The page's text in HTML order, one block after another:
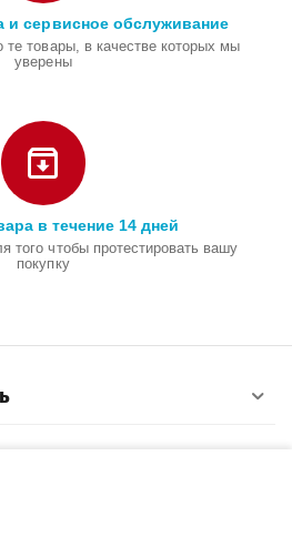
и сервисное обслуживание
товары, в качестве которых мы
уверены
в течение 14 дней
того чтобы протестировать вашу
покупку